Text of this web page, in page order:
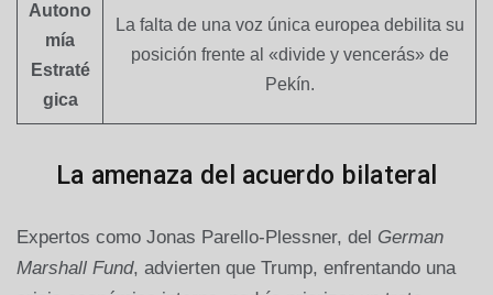
Autono
mía
Estraté
gica
La falta de una voz única europea debilita su
posición frente al «divide y vencerás» de
Pekín.
La amenaza del acuerdo bilateral
Expertos como Jonas Parello-Plessner, del German
Marshall Fund, advierten que Trump, enfrentando una